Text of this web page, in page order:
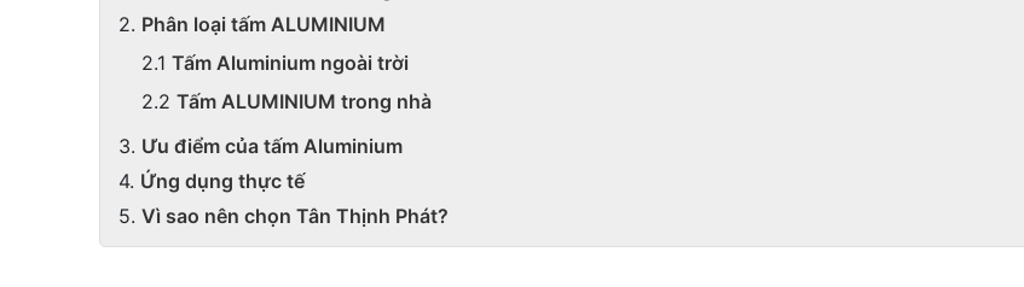
Phân loại tấm ALUMINIUM
Tấm Aluminium ngoài trời
Tấm ALUMINIUM trong nhà
Ưu điểm của tấm Aluminium
Ứng dụng thực tế
Vì sao nên chọn Tân Thịnh Phát?